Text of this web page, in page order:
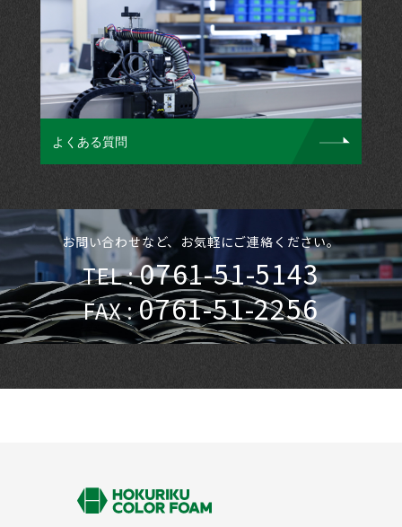
よくある質問
お問い合わせなど、お気軽にご連絡ください。
TEL :0761-51-5143
FAX :0761-51-2256